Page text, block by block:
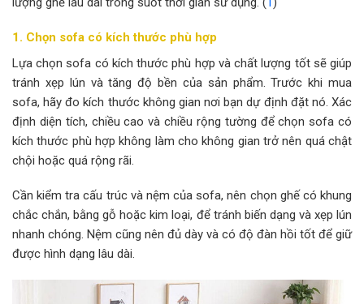
1. Chọn sofa có kích thước phù hợp
Lựa chọn sofa có kích thước phù hợp và chất lượng tốt sẽ giúp
tránh xẹp lún và tăng độ bền của sản phẩm. Trước khi mua
sofa, hãy đo kích thước không gian nơi bạn dự định đặt nó. Xác
định diện tích, chiều cao và chiều rộng tường để chọn sofa có
kích thước phù hợp không làm cho không gian trở nên quá chật
chội hoặc quá rộng rãi.
Cần kiểm tra cấu trúc và nệm của sofa, nên chọn ghế có khung
chắc chắn, bằng gỗ hoặc kim loại, để tránh biến dạng và xẹp lún
nhanh chóng. Nệm cũng nên đủ dày và có độ đàn hồi tốt để giữ
được hình dạng lâu dài.